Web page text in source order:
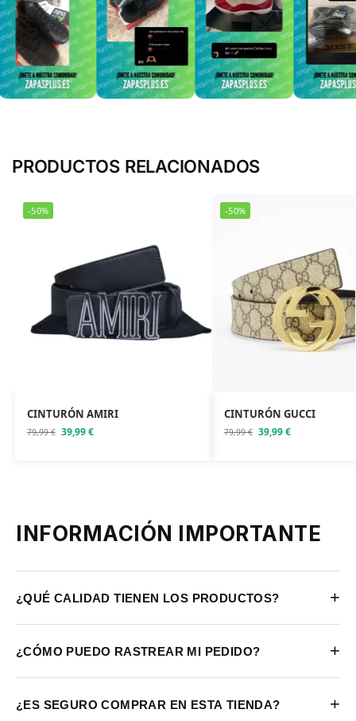
PRODUCTOS RELACIONADOS
-50%
CINTURÓN AMIRI
79,99€ 39,99€
-50%
CINTURÓN GUCCI
79,99€ 39,99€
INFORMACIÓN IMPORTANTE
¿QUÉ CALIDAD TIENEN LOS PRODUCTOS? +
¿CÓMO PUEDO RASTREAR MI PEDIDO? +
¿ES SEGURO COMPRAR EN ESTA TIENDA? +